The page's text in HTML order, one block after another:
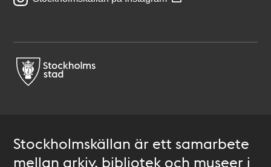
Stockholmskällan är ett samarbete
mellan arkiv, bibliotek och museer i